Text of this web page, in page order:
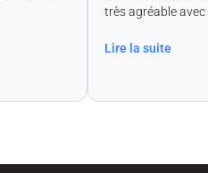
très agréable avec
Lire la suite